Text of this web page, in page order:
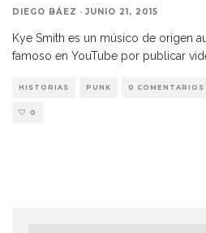
DIEGO BÁEZ · JUNIO 21, 2015
Kye Smith es un músico de origen
famoso en YouTube por publicar
HISTORIAS PUNK 0 COMENTARIOS
0